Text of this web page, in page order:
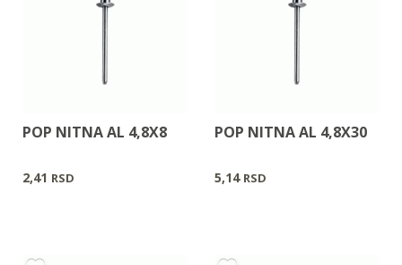
POP NITNA AL 4,8X8
2,41 RSD
POP NITNA AL 4,8X30
5,14 RSD